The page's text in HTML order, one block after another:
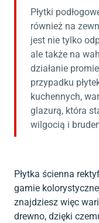
Płytki
również na
jest nie tylko
ale także na
działanie
przypadku
kuchennych,
glazurą, która
wilgocią i
Płytka ścienna
gamie
znajdziesz więc
drewno, dzięki